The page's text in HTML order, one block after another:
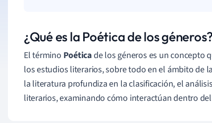
¿Qué es la Poética de los géneros?
El término Poéticade los géneros es un concepto
los estudios literarios, sobre todo en el ámbito de la
la literatura profundiza en la clasificación, el
literarios, examinando cómo interactúan dentro